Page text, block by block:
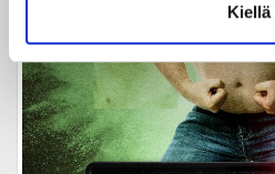
Kiellä